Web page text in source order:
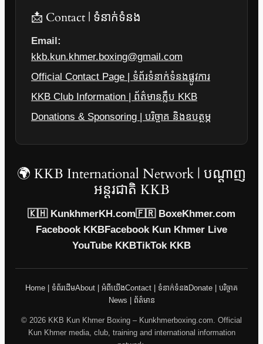
📩 Contact | ទំនាក់ទំនង
Email:
kkb.kun.khmer.boxing@gmail.com
Official Contact Page | ទំព័រទំនាក់ទំនងផ្លូវការ
KKB Club Information | ព័ត៌មានក្លឹប KKB
Donations & Sponsoring | បរិច្ចាគ និងឧបត្ថម្ភ
🌍 KKB International Network | បណ្តាញ
អន្តរជាតិ KKB
🇰🇭 KunkhmerKH.com🇫🇷 BoxeKhmer.com
Facebook KKBFacebook Kun Khmer Live
YouTube KKBTikTok KKB
Home | ទំព័រដើមAbout | អំពីយើងContact | ទំនាក់ទំនង Donate | បរិច្ចាគ
News | ព័ត៌មាន
© 2026 KKB Kun Khmer Boxing – Kunkhmerboxing.com. Official
Kun Khmer media, club, training and international information